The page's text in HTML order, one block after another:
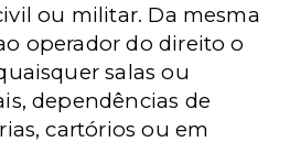
ou militar. Da mesma
operador do direito o
salas ou
dependências de
cartórios ou em